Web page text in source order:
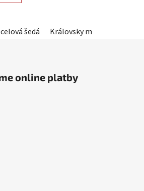
Starorůžová Grafit (tmavě
šedá Královsky modrá
online platby